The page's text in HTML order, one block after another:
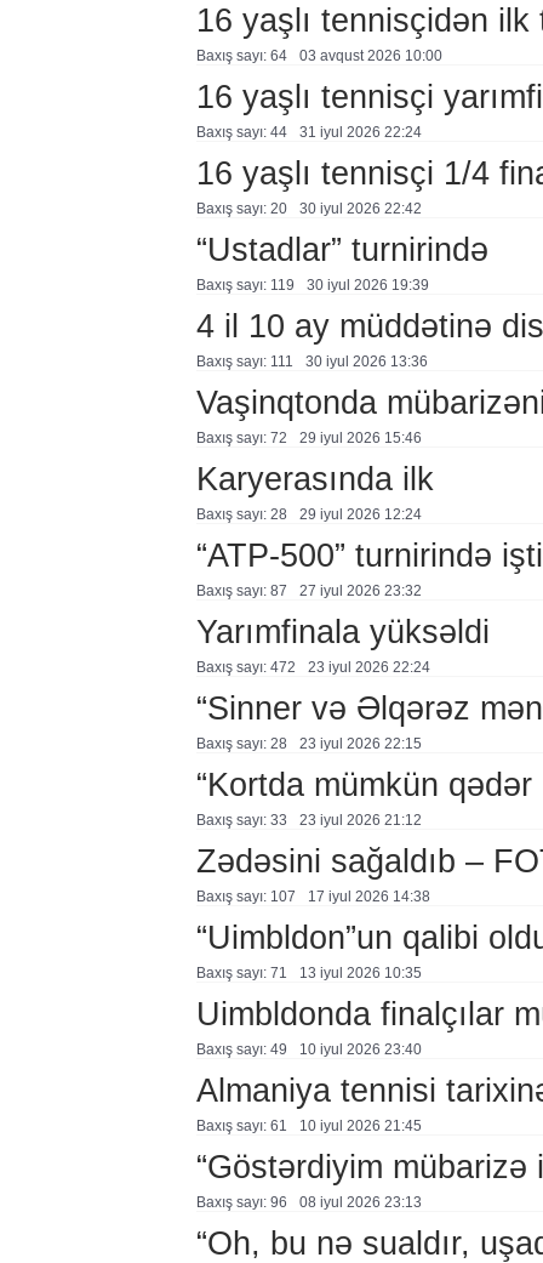
16 yaşlı tennisçidən ilk
Baxış sayı: 64 03 avqust 2026 10:00
16 yaşlı tennisçi
Baxış sayı: 44 31 i̇yul 2026 22:24
16 yaşlı tennisçi 1/4
Baxış sayı: 20 30 i̇yul 2026 22:42
“Ustadlar” turnirində
Baxış sayı: 119 30 i̇yul 2026 19:39
4 il 10 ay müddətinə
Baxış sayı: 111 30 i̇yul 2026 13:36
Vaşinqtonda
Baxış sayı: 72 29 i̇yul 2026 15:46
Karyerasında ilk
Baxış sayı: 28 29 i̇yul 2026 12:24
“ATP-500” turnirində
Baxış sayı: 87 27 i̇yul 2026 23:32
Yarımfinala yüksəldi
Baxış sayı: 472 23 i̇yul 2026 22:24
“Sinner və Əlqərəz
Baxış sayı: 28 23 i̇yul 2026 22:15
“Kortda mümkün qədər
Baxış sayı: 33 23 i̇yul 2026 21:12
Zədəsini sağaldıb –
Baxış sayı: 107 17 i̇yul 2026 14:38
“Uimbldon”un qalibi
Baxış sayı: 71 13 i̇yul 2026 10:35
Uimbldonda finalçılar
Baxış sayı: 49 10 i̇yul 2026 23:40
Almaniya tennisi
Baxış sayı: 61 10 i̇yul 2026 21:45
“Göstərdiyim mübarizə
Baxış sayı: 96 08 i̇yul 2026 23:13
“Oh, bu nə sualdır,